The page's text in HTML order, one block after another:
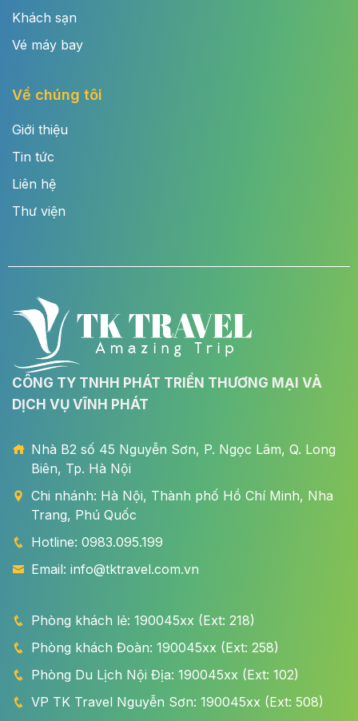
Khách sạn
Vé máy bay
Về chúng tôi
Giới thiệu
Tin tức
Liên hệ
Thư viện
CÔNG TY TNHH PHÁT TRIỂN THƯƠNG MẠI VÀ
DỊCH VỤ VĨNH PHÁT
Nhà B2 số 45 Nguyễn Sơn, P. Ngọc Lâm, Q. Long
Biên, Tp. Hà Nội
Chi nhánh: Hà Nội, Thành phố Hồ Chí Minh, Nha
Trang, Phú Quốc
Hotline: 0983.095.199
Email: info@tktravel.com.vn
Phòng khách lẻ: 190045xx (Ext: 218)
Phòng khách Đoàn: 190045xx (Ext: 258)
Phòng Du Lịch Nội Địa: 190045xx (Ext: 102)
VP TK Travel Nguyễn Sơn: 190045xx (Ext: 508)